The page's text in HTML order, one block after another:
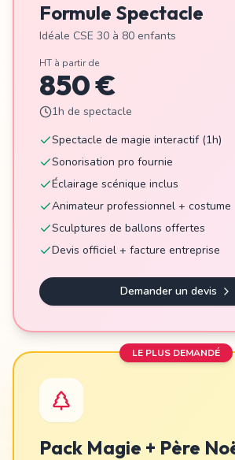
Formule Spectacle
Idéale CSE 30 à 80 enfants
HT à partir de
850 €
1h de spectacle
Spectacle de magie interactif (1h)
Sonorisation pro fournie
Éclairage scénique inclus
Animateur professionnel + costume
Sculptures de ballons offertes
Devis officiel + facture entreprise
Demander un devis
LE PLUS DEMANDÉ
Pack Magie + Père